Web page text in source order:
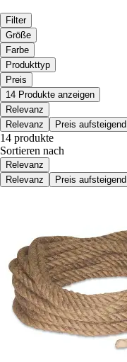
Filter
Größe
Farbe
Produkttyp
Preis
14 Produkte anzeigen
Relevanz
Relevanz
Preis aufsteigend
14 produkte
Sortieren nach
Relevanz
Relevanz
Preis aufsteigend